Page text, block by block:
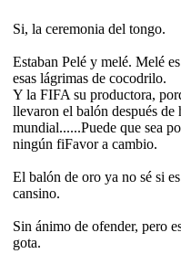
Si, la ceremonia del tongo.
Estaban Pelé y melé. Melé
esas lágrimas de cocodrilo.
Y la FIFA su productora,
llevaron el balón después de
mundial......Puede que sea
ningún fiFavor a cambio.
El balón de oro ya no sé si
cansino.
Sin ánimo de ofender, pero
gota.